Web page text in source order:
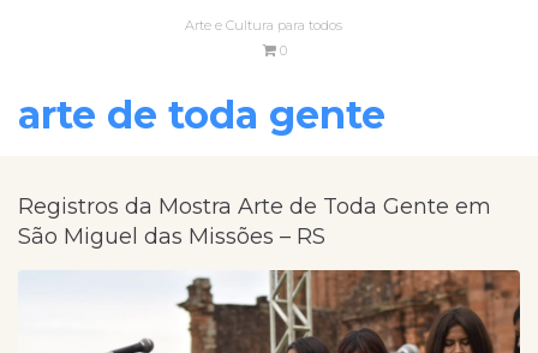
Arte e Cultura para todos
0
arte de toda gente
Registros da Mostra Arte de Toda Gente em
São Miguel das Missões – RS